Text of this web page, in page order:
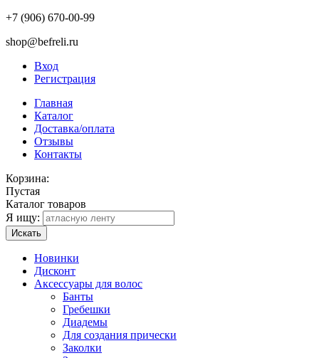
+7 (906) 670-00-99
shop@befreli.ru
Вход
Регистрация
Главная
Каталог
Доставка/оплата
Отзывы
Контакты
Корзина:
Пустая
Каталог товаров
Я ищу:
Искать
Новинки
Дисконт
Аксессуары для волос
Банты
Гребешки
Диадемы
Для создания прически
Заколки